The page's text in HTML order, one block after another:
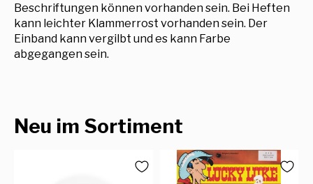
Beschriftungen können vorhanden sein. Bei Heften
kann leichter Klammerrost vorhanden sein. Der
Einband kann vergilbt und es kann Farbe
abgegangen sein.
Neu im Sortiment